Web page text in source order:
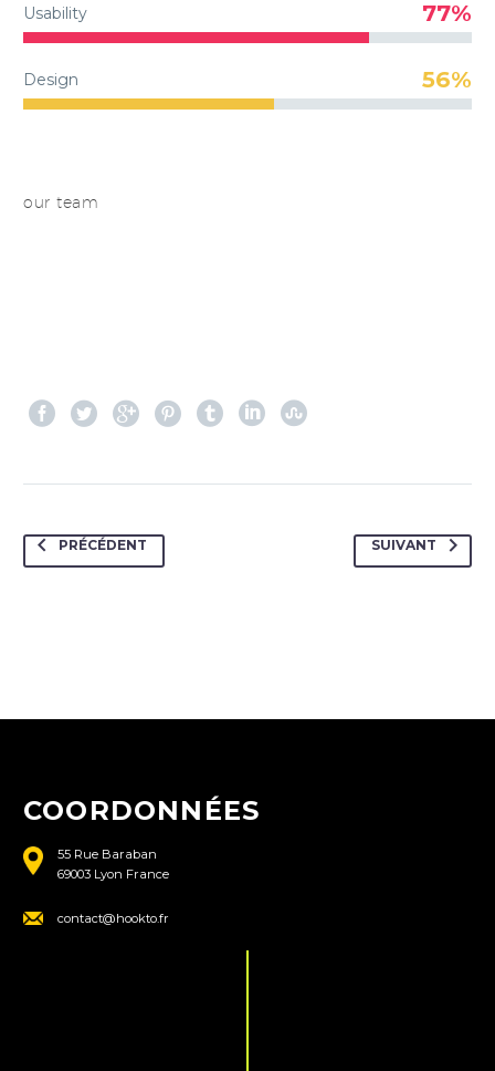
Usability 77%
Design 56%
our team
PRÉCÉDENT SUIVANT
COORDONNÉES
55 Rue Baraban
69003 Lyon France
contact@hookto.fr